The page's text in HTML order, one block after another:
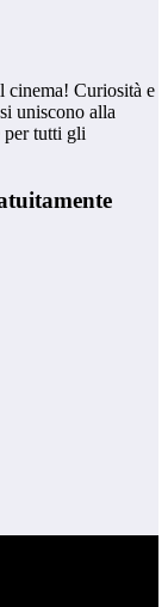
cinema! Curiosità e
uniscono alla
per tutti gli